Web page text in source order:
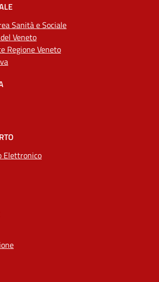
Sanità e Sociale
Veneto
Regione Veneto
Elettronico